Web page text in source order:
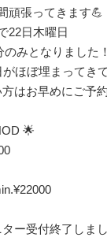
頑張ってきます💪
22日木曜日
みとなりました
ほぼ埋まってき
はお早めにご予
🌟
ー受付終了しま